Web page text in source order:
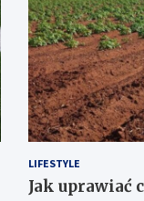
LIFESTYLE
Jak uprawiać